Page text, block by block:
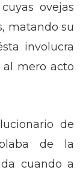
ovejas
matando su
involucra
mero acto
de
de la
cuando a